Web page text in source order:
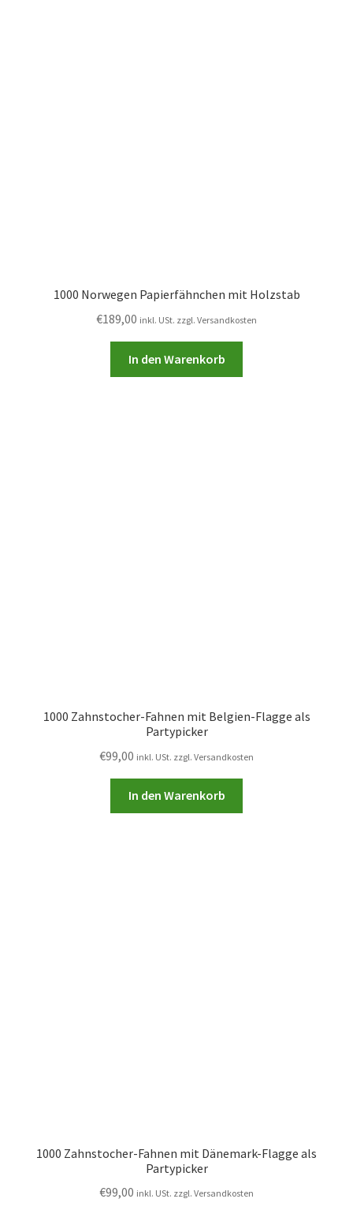
1000 Norwegen Papierfähnchen mit Holzstab
€189,00 inkl. USt. zzgl. Versandkosten
In den Warenkorb
1000 Zahnstocher-Fahnen mit Belgien-Flagge als
Partypicker
€99,00 inkl. USt. zzgl. Versandkosten
In den Warenkorb
1000 Zahnstocher-Fahnen mit Dänemark-Flagge als
Partypicker
€99,00 inkl. USt. zzgl. Versandkosten